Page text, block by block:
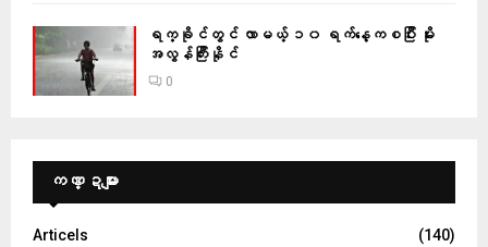
ရက္ခိုင်တွင် လာမယ့် ၁၀ ရက်နေ့ကစပြီး မိုး
အလွန်ကြီးနိုင်
0
ကဏ္ဍများ
Articels
(140)